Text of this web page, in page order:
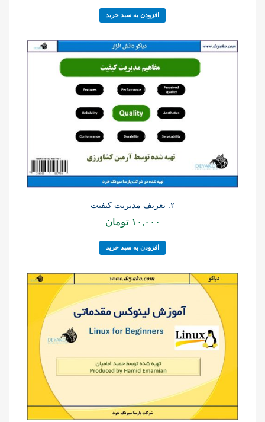
افزودن به سبد خرید
۲: تعریف مدیریت کیفیت
۱۰,۰۰۰ تومان
افزودن به سبد خرید